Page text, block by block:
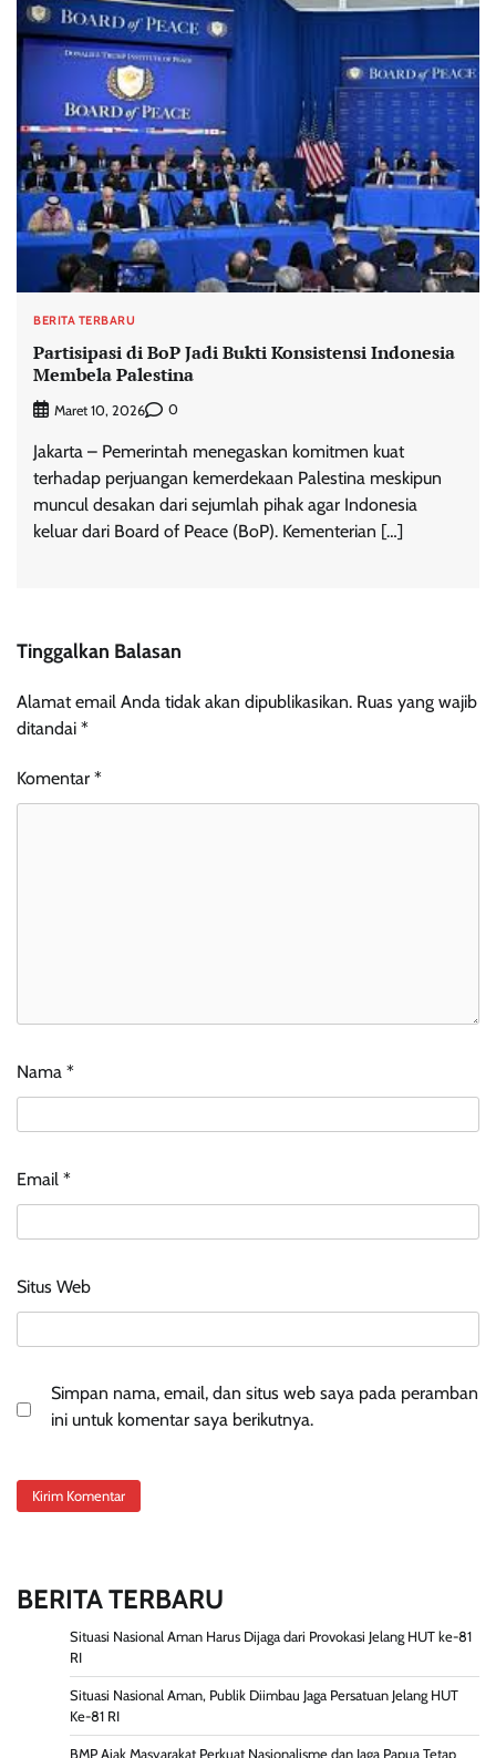
BERITA TERBARU
Partisipasi di BoP Jadi Bukti Konsistensi Indonesia
Membela Palestina
Maret 10, 2026 0
Jakarta – Pemerintah menegaskan komitmen kuat
terhadap perjuangan kemerdekaan Palestina meskipun
muncul desakan dari sejumlah pihak agar Indonesia
keluar dari Board of Peace (BoP). Kementerian […]
Tinggalkan Balasan
Alamat email Anda tidak akan dipublikasikan. Ruas yang wajib
ditandai *
Komentar *
Nama *
Email *
Situs Web
Simpan nama, email, dan situs web saya pada peramban
ini untuk komentar saya berikutnya.
BERITA TERBARU
Situasi Nasional Aman Harus Dijaga dari Provokasi Jelang HUT ke-81
RI
Situasi Nasional Aman, Publik Diimbau Jaga Persatuan Jelang HUT
Ke-81 RI
BMP Ajak Masyarakat Perkuat Nasionalisme dan Jaga Papua Tetap